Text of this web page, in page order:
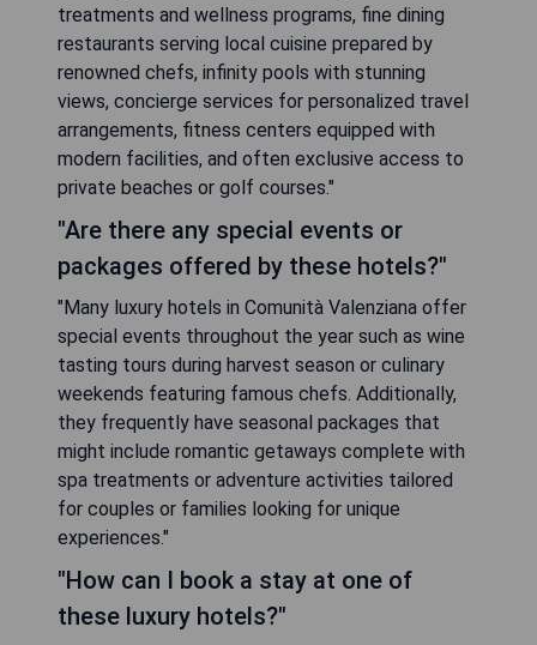
treatments and wellness programs, fine dining
restaurants serving local cuisine prepared by
renowned chefs, infinity pools with stunning
views, concierge services for personalized travel
arrangements, fitness centers equipped with
modern facilities, and often exclusive access to
private beaches or golf courses."
"Are there any special events or
packages offered by these hotels?"
"Many luxury hotels in Comunità Valenziana offer
special events throughout the year such as wine
tasting tours during harvest season or culinary
weekends featuring famous chefs. Additionally,
they frequently have seasonal packages that
might include romantic getaways complete with
spa treatments or adventure activities tailored
for couples or families looking for unique
experiences."
"How can I book a stay at one of
these luxury hotels?"